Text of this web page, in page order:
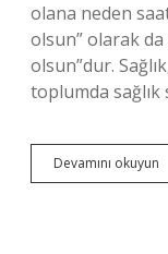
olana neden
olsun” olarak
olsun”dur.
toplumda
Devamını okuyun